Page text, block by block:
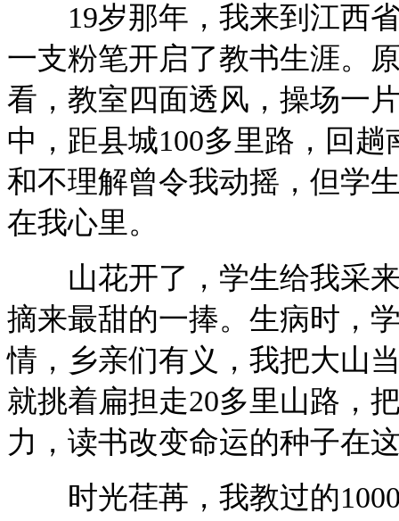
19岁那年，我来到江西省
一支粉笔开启了教书生涯。
看，教室四面透风，操场一
中，距县城100多里路，回
和不理解曾令我动摇，但学
在我心里。
山花开了，学生给我采来
摘来最甜的一捧。生病时，
情，乡亲们有义，我把大山
就挑着扁担走20多里山路，
力，读书改变命运的种子在
时光荏苒，我教过的1000